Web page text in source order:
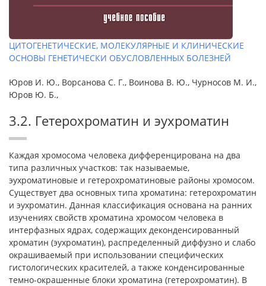
ЦИТОГЕНЕТИЧЕСКИЕ, МОЛЕКУЛЯРНЫЕ И КЛИНИЧЕСКИЕ
ОСНОВЫ ГЕНЕТИЧЕСКИ ОБУСЛОВЛЕННЫХ БОЛЕЗНЕЙ
Юров И. Ю., Ворсанова С. Г., Воинова В. Ю., Чурносов М. И.,
Юров Ю. Б.,
3.2. Гетерохроматин и эухроматин
Каждая хромосома человека дифференцирована на два
типа различных участков: так называемые,
эухроматиновые и гетерохроматиновые районы хромосом.
Существует два основных типа хроматина: гетерохроматин
и эухроматин. Данная классификация основана на ранних
изучениях свойств хроматина хромосом человека в
интерфазных ядрах, содержащих деконденсированный
хроматин (эухроматин), распределенный диффузно и слабо
окрашиваемый при использовании специфических
гистологических красителей, а также конденсированные
темно-окрашенные блоки хроматина (гетерохроматин). В